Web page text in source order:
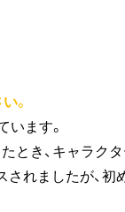
。
ます。
き、キャラク
れましたが、